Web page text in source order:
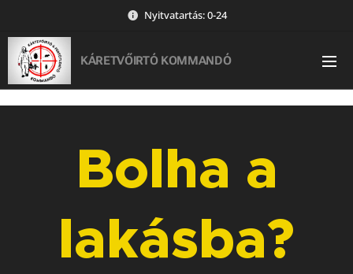
Nyitvatartás: 0-24
KÁRETVŐIRTÓ KOMMANDÓ
Bolha a
lakásba?